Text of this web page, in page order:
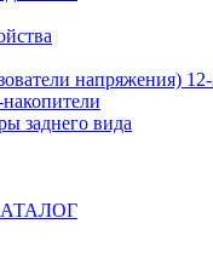
напряжения)
заднего вида